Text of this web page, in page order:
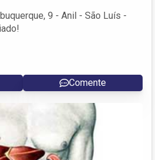
9 - Anil - São Luís -
Comente